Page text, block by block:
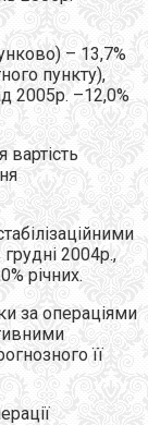
– 13,7%
пункту),
2005р. –12,0%
вартість
2004р.,
річних.
за операціями
її